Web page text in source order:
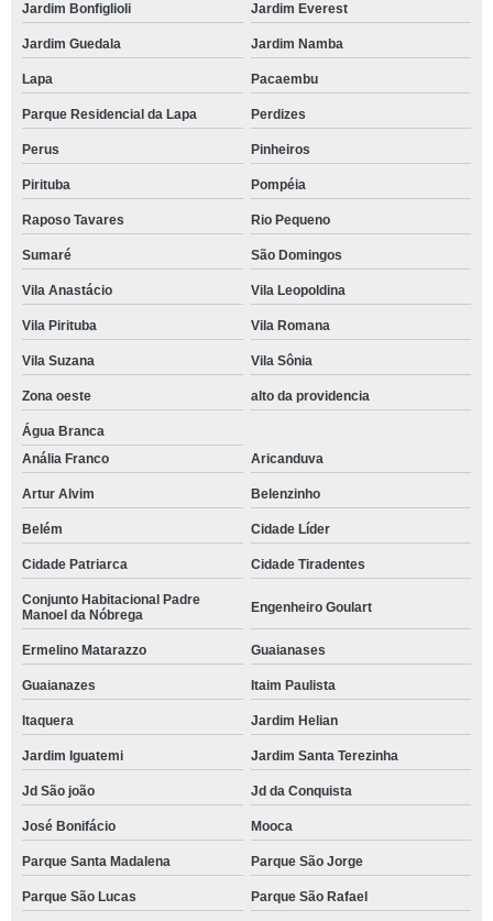
Jardim Bonfiglioli Jardim Everest
Jardim Guedala Jardim Namba
Lapa Pacaembu
Parque Residencial da Lapa Perdizes
Perus Pinheiros
Pirituba Pompéia
Raposo Tavares Rio Pequeno
Sumaré São Domingos
Vila Anastácio Vila Leopoldina
Vila Pirituba Vila Romana
Vila Suzana Vila Sônia
Zona oeste alto da providencia
Água Branca
Anália Franco
Aricanduva
Artur Alvim Belenzinho
Belém Cidade Líder
Cidade Patriarca Cidade Tiradentes
Conjunto Habitacional Padre
Manoel da Nóbrega
Engenheiro Goulart
Ermelino Matarazzo Guaianases
Guaianazes Itaim Paulista
Itaquera Jardim Helian
Jardim Iguatemi Jardim Santa Terezinha
Jd São joão Jd da Conquista
José Bonifácio Mooca
Parque Santa Madalena Parque São Jorge
Parque São Lucas Parque São Rafael